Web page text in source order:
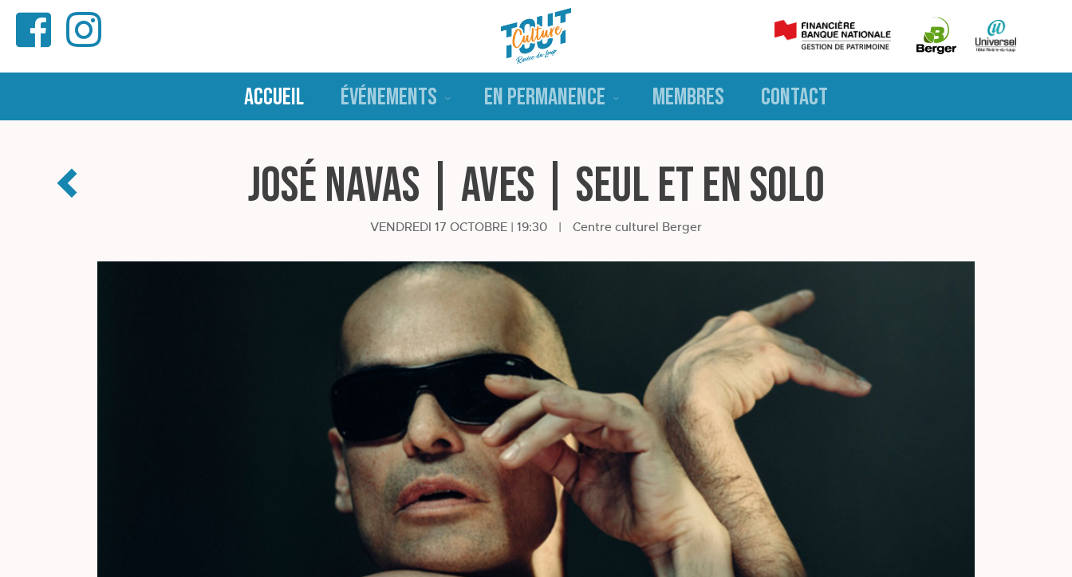
ACCUEIL ÉVÉNEMENTS EN PERMANENCE MEMBRES CONTACT
José Navas | AVES | Seul et en solo
VENDREDI 17 OCTOBRE | 19:30 | Centre culturel Berger